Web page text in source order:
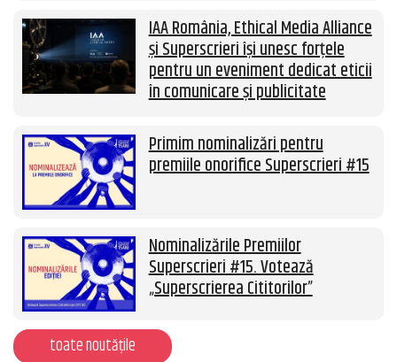
IAA România, Ethical Media Alliance
și Superscrieri își unesc forțele
pentru un eveniment dedicat eticii
în comunicare și publicitate
Primim nominalizări pentru
premiile onorifice Superscrieri #15
Nominalizările Premiilor
Superscrieri #15. Votează
„Superscrierea Cititorilor”
toate noutățile